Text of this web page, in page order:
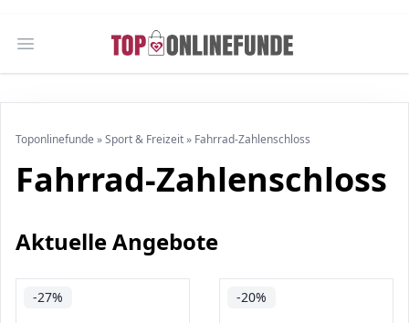
Open main menu
Toponlinefunde »Sport & Freizeit» Fahrrad-Zahlenschloss
Fahrrad-Zahlenschloss
Aktuelle Angebote
-27% -20%